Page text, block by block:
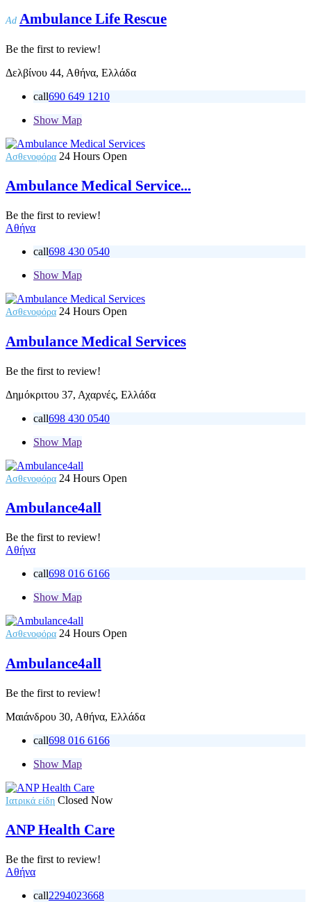
Ad Ambulance Life Rescue
Be the first to review!
Δελβίνου 44, Αθήνα, Ελλάδα
call690 649 1210
Show Map
Ασθενοφόρα 24 Hours Open
Ambulance Medical Service...
Be the first to review!
Αθήνα
call698 430 0540
Show Map
Ασθενοφόρα 24 Hours Open
Ambulance Medical Services
Be the first to review!
Δημόκριτου 37, Αχαρνές, Ελλάδα
call698 430 0540
Show Map
Ασθενοφόρα 24 Hours Open
Ambulance4all
Be the first to review!
Αθήνα
call698 016 6166
Show Map
Ασθενοφόρα 24 Hours Open
Ambulance4all
Be the first to review!
Μαιάνδρου 30, Αθήνα, Ελλάδα
call698 016 6166
Show Map
Ιατρικά είδη Closed Now
ANP Health Care
Be the first to review!
Αθήνα
call2294023668